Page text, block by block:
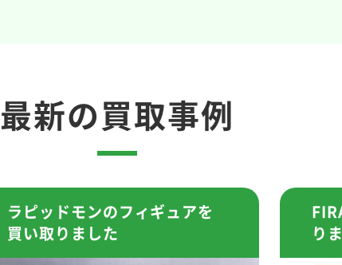
最新の買取事例
ラピッドモンのフィギュアを
買い取りました
り